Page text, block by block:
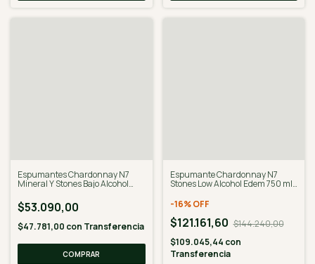
Espumantes Chardonnay N7
Mineral Y Stones Bajo Alcohol
$53.090,00
$47.781,00 con Transferencia
Espumante Chardonnay N7
Stones Low Alcohol Edem 750 ml
-16%OFF
$121.161,60 $144.240,00
$109.045,44 con
Transferencia